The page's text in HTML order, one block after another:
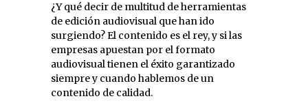
¿Y qué decir de multitud de herramientas
de edición audiovisual que han ido
surgiendo? El contenido es el rey, y si las
empresas apuestan por el formato
audiovisual tienen el éxito garantizado
siempre y cuando hablemos de un
contenido de calidad.